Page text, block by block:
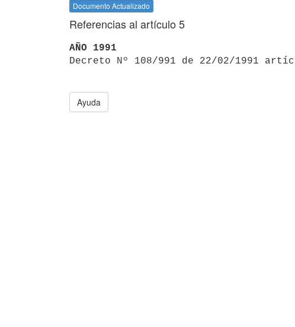
Documento Actualizado
Referencias al artículo 5
AÑO 1991
Decreto Nº 108/991 de 22/02/1991
Ayuda